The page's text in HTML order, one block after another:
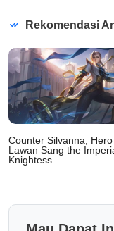
Rekomendasi
Counter Silvanna, Hero
Lawan Sang the
Knightess